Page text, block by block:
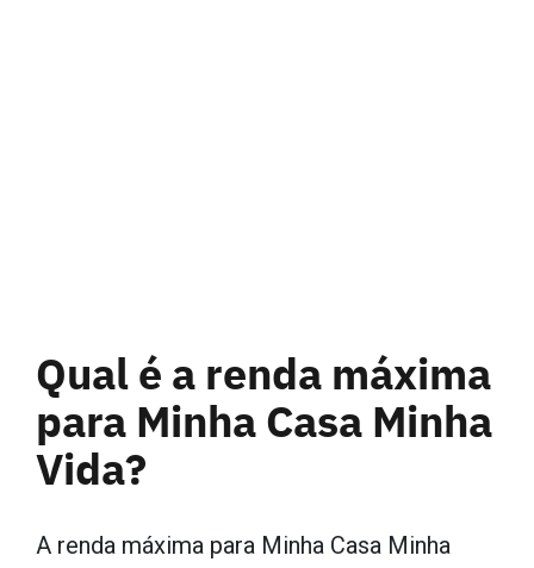
Qual é a renda máxima
para Minha Casa Minha
Vida?
A renda máxima para Minha Casa Minha